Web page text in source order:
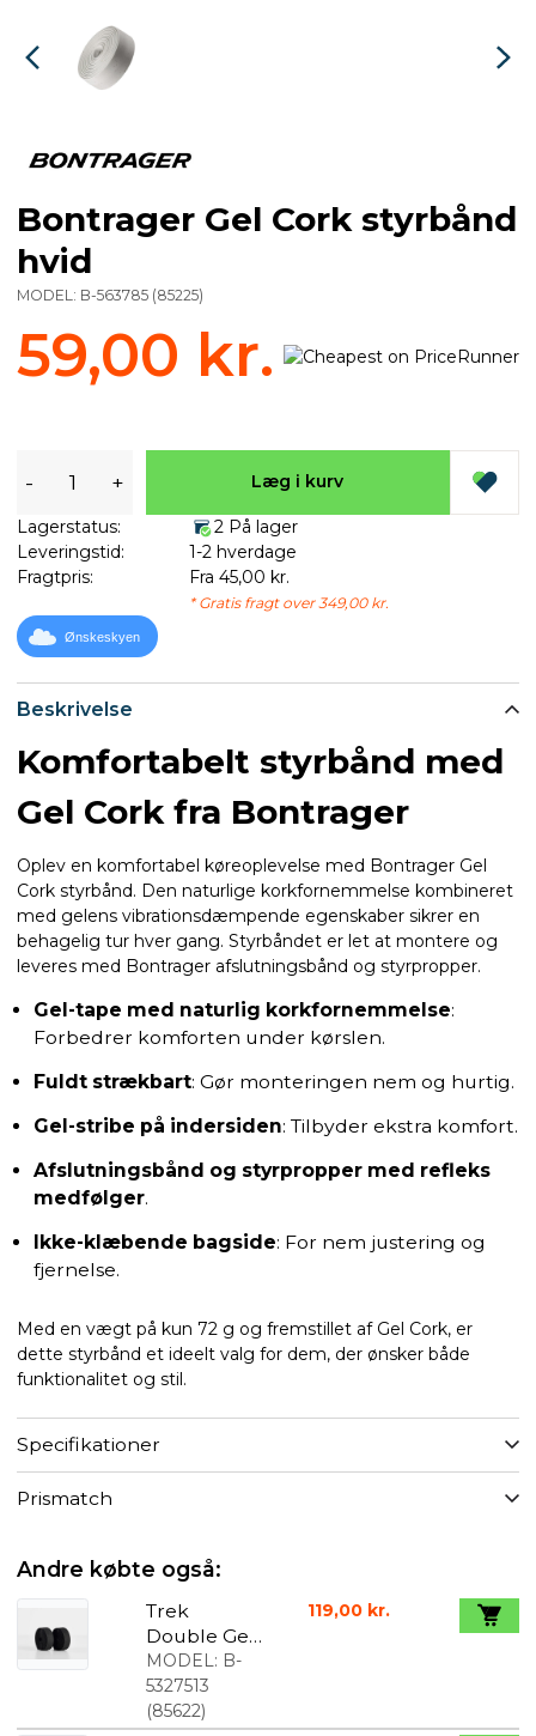
Beskrivelse
Komfortabelt styrbånd med
Gel Cork fra Bontrager
Oplev en komfortabel køreoplevelse med Bontrager Gel
Cork styrbånd. Den naturlige korkfornemmelse kombineret
med gelens vibrationsdæmpende egenskaber sikrer en
behagelig tur hver gang. Styrbåndet er let at montere og
leveres med Bontrager afslutningsbånd og styrpropper.
Gel-tape med naturlig korkfornemmelse:
Forbedrer komforten under kørslen.
Fuldt strækbart: Gør monteringen nem og hurtig.
Gel-stribe på indersiden: Tilbyder ekstra komfort.
Afslutningsbånd og styrpropper med refleks
medfølger.
Ikke-klæbende bagside: For nem justering og
fjernelse.
Med en vægt på kun 72 g og fremstillet af Gel Cork, er
dette styrbånd et ideelt valg for dem, der ønsker både
funktionalitet og stil.
Specifikationer
Prismatch
Bontrager Gel Cork styrbånd
hvid
MODEL: B-563785 (85225)
59,00 kr.
- + Læg i kurv
Lagerstatus:
2 På lager
Leveringstid:
1-2 hverdage
Fragtpris:
Fra 45,00 kr.
* Gratis fragt over 349,00 kr.
Ønskeskyen
Andre købte også:
Trek
Double Gel
Styrbånd
Cork sort
MODEL: B-
5327513
(85622)
119,00 kr.